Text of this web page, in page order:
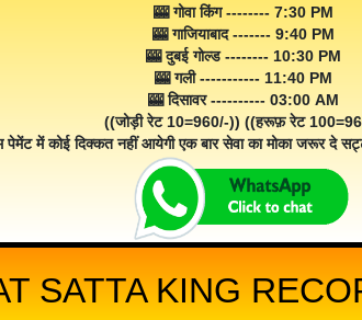
🎰 गोवा किंग -------- 7:30 PM
🎰 गाजियाबाद ------- 9:40 PM
🎰 दुबई गोल्ड -------- 10:30 PM
🎰 गली ----------- 11:40 PM
🎰 दिसावर ---------- 03:00 AM
((जोड़ी रेट 10=960/-)) ((हरूफ़ रेट
पेमेंट में कोई दिक्कत नहीं आयेगी एक बार सेवा का मोका जरूर दे
SATTA KING